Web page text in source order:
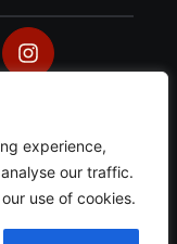
experience,
our traffic.
use of cookies.
im Schwarzwald
·AGB